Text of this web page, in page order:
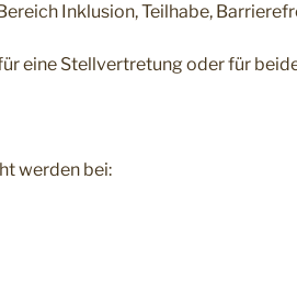
Inklusion, Teilhabe,
eine Stellvertretung oder für
werden bei: